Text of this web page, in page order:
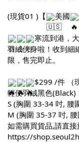
(現貨01 )【 美國
寒流到港，
羽絨傍身啦！收到細
限，售完即止。
$299 /件 （
輕便羽絨黑色(Black)
S (胸圍 33-34 吋, 腰
M (胸圍 35-37 吋,
如需購買貨品,請直
https://